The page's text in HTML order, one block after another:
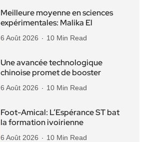
Meilleure moyenne en sciences
expérimentales: Malika El
6 Août 2026 10 Min Read
Une avancée technologique
chinoise promet de booster
6 Août 2026 10 Min Read
Foot-Amical: L’Espérance ST bat
la formation ivoirienne
6 Août 2026 10 Min Read